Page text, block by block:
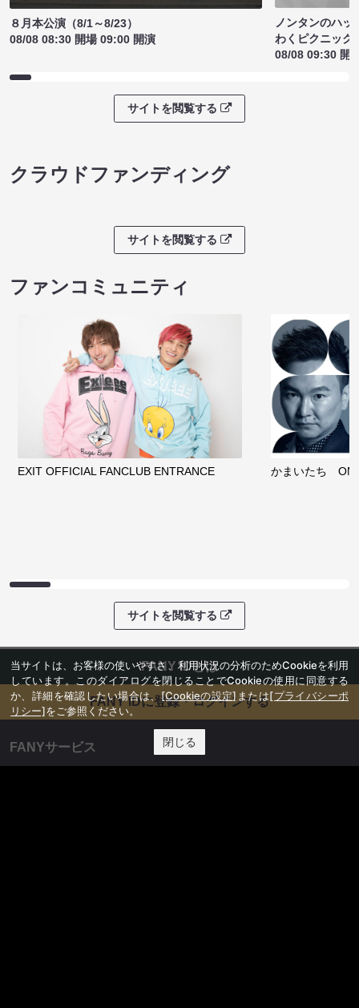
８月本公演（8/1～8/23）
08/08 08:30 開場 09:00 開演
ノンタンのハッ
わくピクニック
08/08 09:30 開
サイトを閲覧する
クラウドファンディング
サイトを閲覧する
ファンコミュニティ
EXIT OFFICIAL FANCLUB ENTRANCE かまいたち
サイトを閲覧する
FANY IDとは
FANY IDに登録・ログインする
FANYサービス
当サイトは、お客様の使いやすさ、利用状況の分析のためCookieを利用
しています。このダイアログを閉じることでCookieの使用に同意する
か、詳細を確認したい場合は、[Cookieの設定] または[プライバシーポ
リシー]をご参照ください。
閉じる